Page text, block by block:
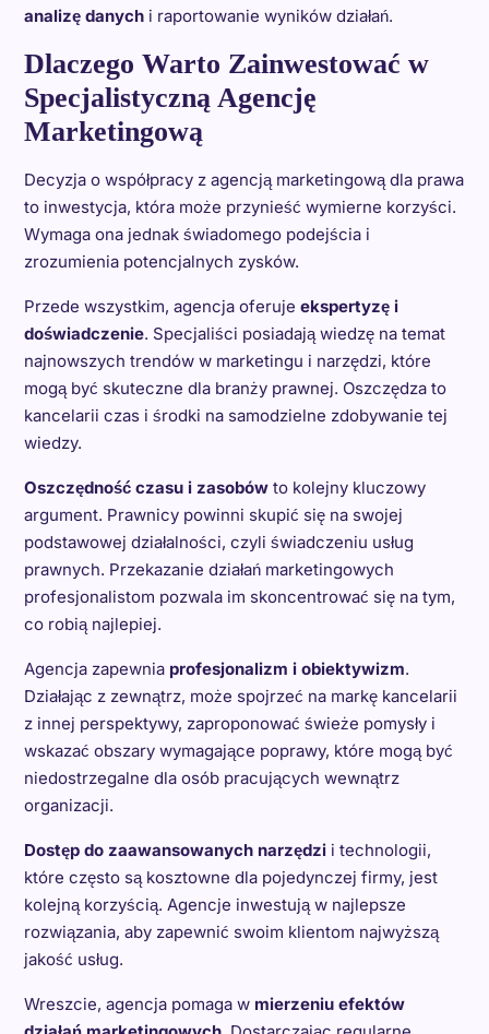
analizę danychi raportowanie wyników działań.
Dlaczego Warto Zainwestować w
Specjalistyczną Agencję
Marketingową
Decyzja o współpracy z agencją marketingową dla prawa
to inwestycja, która może przynieść wymierne korzyści.
Wymaga ona jednak świadomego podejścia i
zrozumienia potencjalnych zysków.
Przede wszystkim, agencja oferuje ekspertyzę i
doświadczenie. Specjaliści posiadają wiedzę na temat
najnowszych trendów w marketingu i narzędzi, które
mogą być skuteczne dla branży prawnej. Oszczędza to
kancelarii czas i środki na samodzielne zdobywanie tej
wiedzy.
Oszczędność czasu i zasobówto kolejny kluczowy
argument. Prawnicy powinni skupić się na swojej
podstawowej działalności, czyli świadczeniu usług
prawnych. Przekazanie działań marketingowych
profesjonalistom pozwala im skoncentrować się na tym,
co robią najlepiej.
Agencja zapewnia profesjonalizm i obiektywizm.
Działając z zewnątrz, może spojrzeć na markę kancelarii
z innej perspektywy, zaproponować świeże pomysły i
wskazać obszary wymagające poprawy, które mogą być
niedostrzegalne dla osób pracujących wewnątrz
organizacji.
Dostęp do zaawansowanych narzędzii technologii,
które często są kosztowne dla pojedynczej firmy, jest
kolejną korzyścią. Agencje inwestują w najlepsze
rozwiązania, aby zapewnić swoim klientom najwyższą
jakość usług.
Wreszcie, agencja pomaga w mierzeniu efektów